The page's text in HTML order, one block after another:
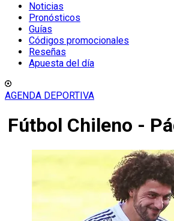
Noticias
Pronósticos
Guías
Códigos promocionales
Reseñas
Apuesta del día
AGENDA DEPORTIVA
Fútbol Chileno -